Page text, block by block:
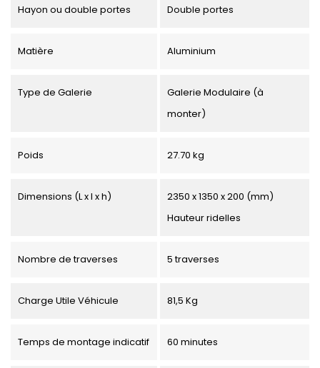
Hayon ou double portes Double portes
Matière Aluminium
Type de Galerie
Galerie Modulaire (à
monter)
Poids 27.70 kg
Dimensions (L x l x h)
2350 x 1350 x 200 (mm)
Hauteur ridelles
Nombre de traverses 5 traverses
Charge Utile Véhicule 81,5 Kg
Temps de montage indicatif 60 minutes